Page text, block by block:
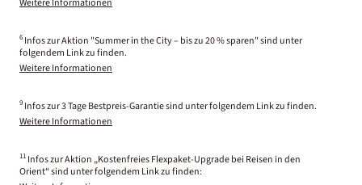
Weitere Informationen
6 Infos zur Aktion "Summer in the City – bis zu 20 % sparen" sind unter
folgendem Link zu finden.
Weitere Informationen
9 Infos zur 3 Tage Bestpreis-Garantie sind unter folgendem Link zu finden.
Weitere Informationen
11 Infos zur Aktion „Kostenfreies Flexpaket-Upgrade bei Reisen in den
Orient“ sind unter folgendem Link zu finden: